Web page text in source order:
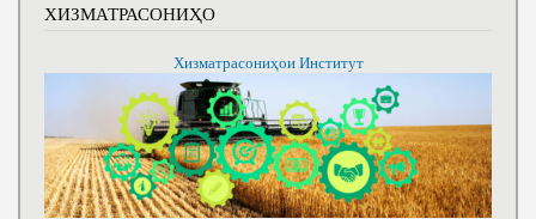
ХИЗМАТРАСОНИҲО
Хизматрасониҳои Институт